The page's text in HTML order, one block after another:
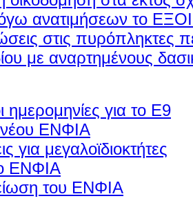
λόγω ανατιμήσεων το
στις πυρόπληκτες
με αναρτημένους
ημερομηνίες για το Ε9
ΕΝΦΙΑ
για μεγαλοϊδιοκτήτες
ΕΝΦΙΑ
του ΕΝΦΙΑ